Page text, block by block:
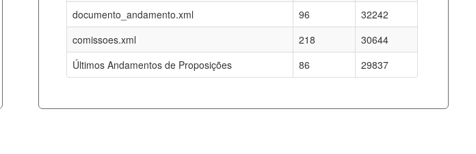
documento_andamento.xml
96
32242
comissoes.xml
218
30644
Últimos Andamentos de Proposições
86 29837